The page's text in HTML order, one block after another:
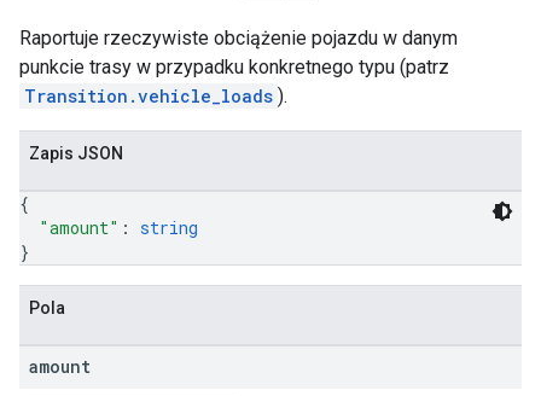
Raportuje rzeczywiste obciążenie pojazdu w danym
punkcie trasy w przypadku konkretnego typu (patrz
Transition.vehicle_loads ).
Zapis JSON
{
"amount" : string
}
Pola
amount